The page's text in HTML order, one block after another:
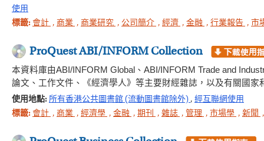
使用
標籤: 會計 , 商業 , 商業研究 , 公司簡介 , 經濟 , 金融 , 行業報告 , 市
ProQuest ABI/INFORM Collection
本資料庫由ABI/INFORM Global、ABI/INFORM Trade and
論文、工作文件、《經濟學人》等主要財經雜誌，以及有關國家
使用地點: 所有香港公共圖書館 (流動圖書館除外) , 經互聯網使用
標籤: 會計 , 商業 , 經濟學 , 金融 , 期刊 , 雜誌 , 管理 , 市場學 , 新聞